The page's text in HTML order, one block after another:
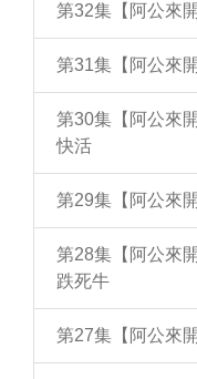
第32集【阿公來
第31集【阿公來
第30集【阿公來
快活
第29集【阿公來
第28集【阿公
跌死牛
第27集【阿公來